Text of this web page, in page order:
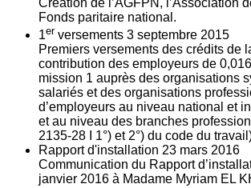
Création de l’AGFPN, l’Association
Fonds paritaire national.
1er versements 3 septembre 2015
Premiers versements des crédits de
contribution des employeurs de
mission 1 auprès des organisations
salariés et des organisations
d’employeurs au niveau national et
et au niveau des branches
2135‐28 I 1°) et 2°) du code du
Rapport d'installation 23 mars 2016
Communication du Rapport
janvier 2016 à Madame Myriam EL